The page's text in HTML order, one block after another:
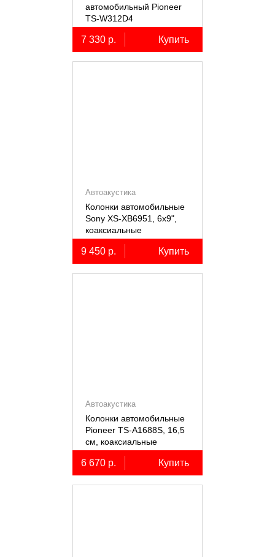
автомобильный Pioneer
TS-W312D4
7 330 р. Купить
Автоакустика
Колонки автомобильные
Sony XS-XB6951, 6х9",
коаксиальные
пятиполосные, 2 шт.
9 450 р. Купить
Автоакустика
Колонки автомобильные
Pioneer TS-A1688S, 16,5
см, коаксиальные
четырёхполосные, 2 шт.
6 670 р. Купить